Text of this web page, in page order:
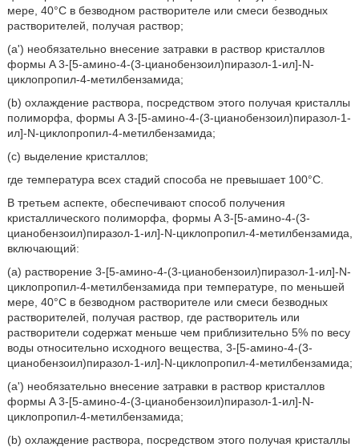
мере, 40°C в безводном растворителе или смеси безводных
растворителей, получая раствор;
(a') необязательно внесение затравки в раствор кристаллов
формы A 3-[5-амино-4-(3-цианобензоил)пиразол-1-ил]-N-
циклопропил-4-метилбензамида;
(b) охлаждение раствора, посредством этого получая кристаллы
полиморфа, формы A 3-[5-амино-4-(3-цианобензоил)пиразол-1-
ил]-N-циклопропил-4-метилбензамида;
(c) выделение кристаллов;
где температура всех стадий способа не превышает 100°C.
В третьем аспекте, обеспечивают способ получения
кристаллического полиморфа, формы A 3-[5-амино-4-(3-
цианобензоил)пиразол-1-ил]-N-циклопропил-4-метилбензамида,
включающий:
(a) растворение 3-[5-амино-4-(3-цианобензоил)пиразол-1-ил]-N-
циклопропил-4-метилбензамида при температуре, по меньшей
мере, 40°C в безводном растворителе или смеси безводных
растворителей, получая раствор, где растворитель или
растворители содержат меньше чем приблизительно 5% по весу
воды относительно исходного вещества, 3-[5-амино-4-(3-
цианобензоил)пиразол-1-ил]-N-циклопропил-4-метилбензамида;
(a') необязательно внесение затравки в раствор кристаллов
формы A 3-[5-амино-4-(3-цианобензоил)пиразол-1-ил]-N-
циклопропил-4-метилбензамида;
(b) охлаждение раствора, посредством этого получая кристаллы